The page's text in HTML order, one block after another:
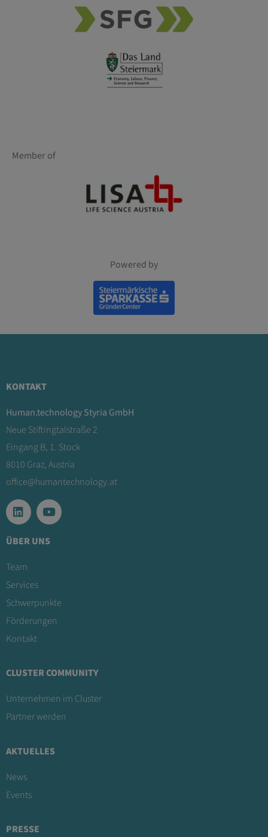
Member of
Powered by
KONTAKT
Human.technology Styria GmbH
Neue Stiftingtalstraße 2
Eingang B, 1. Stock
8010 Graz, Austria
office@humantechnology.at
ÜBER UNS
Team
Services
Schwerpunkte
Förderungen
Kontakt
CLUSTER COMMUNITY
Unternehmen im Cluster
Partner werden
AKTUELLES
News
Events
PRESSE